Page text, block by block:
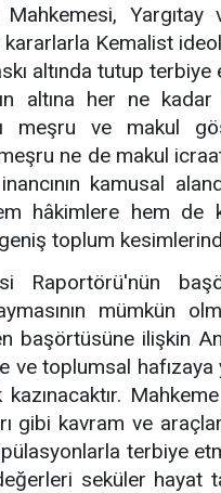
Yargıtay
kararlarla Kemalist
altında tutup terbiye
altına her ne
meşru ve makul
ne de makul
kamusal
hâkimlere hem de
toplum
Raportörü'nün
mümkün
başörtüsüne ilişkin
ve toplumsal
gibi kavram ve
terbiye
seküler hayat